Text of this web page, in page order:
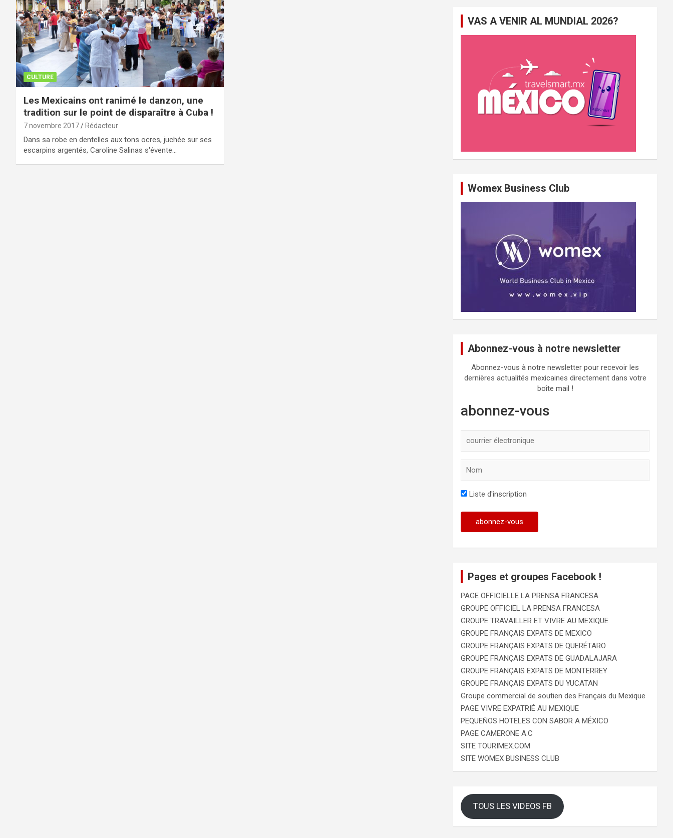
CULTURE
Les Mexicains ont ranimé le danzon, une
tradition sur le point de disparaître à Cuba !
7 novembre 2017 Rédacteur
Dans sa robe en dentelles aux tons ocres, juchée sur ses
escarpins argentés, Caroline Salinas s'évente…
c
VAS A VENIR AL MUNDIAL 2026?
Womex Business Club
Abonnez-vous à notre newsletter
Abonnez-vous à notre newsletter pour recevoir les
dernières actualités mexicaines directement dans votre
boîte mail !
abonnez-vous
Liste d'inscription
Pages et groupes Facebook !
PAGE OFFICIELLE LA PRENSA FRANCESA
GROUPE OFFICIEL LA PRENSA FRANCESA
GROUPE TRAVAILLER ET VIVRE AU MEXIQUE
GROUPE FRANÇAIS EXPATS DE MEXICO
GROUPE FRANÇAIS EXPATS DE QUERÉTARO
GROUPE FRANÇAIS EXPATS DE GUADALAJARA
GROUPE FRANÇAIS EXPATS DE MONTERREY
GROUPE FRANÇAIS EXPATS DU YUCATAN
Groupe commercial de soutien des Français du Mexique
PAGE VIVRE EXPATRIÉ AU MEXIQUE
PEQUEÑOS HOTELES CON SABOR A MÉXICO
PAGE CAMERONE A.C
SITE TOURIMEX.COM
SITE WOMEX BUSINESS CLUB
TOUS LES VIDEOS FB